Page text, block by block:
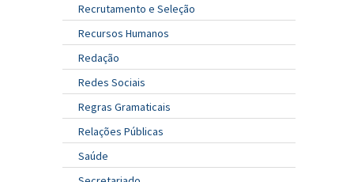
Recrutamento e Seleção
Recursos Humanos
Redação
Redes Sociais
Regras Gramaticais
Relações Públicas
Saúde